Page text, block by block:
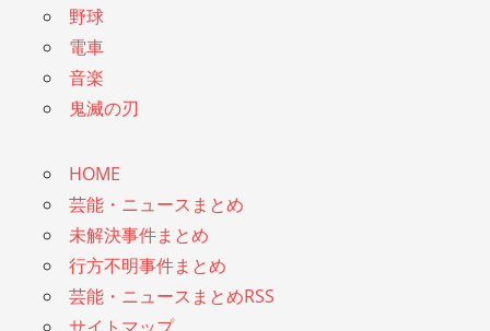
野球
電車
音楽
鬼滅の刃
HOME
芸能・ニュースまとめ
未解決事件まとめ
行方不明事件まとめ
芸能・ニュースまとめRSS